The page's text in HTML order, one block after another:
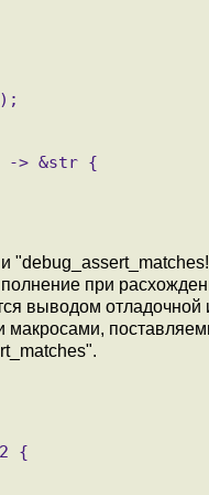
при
выводом
макросами,